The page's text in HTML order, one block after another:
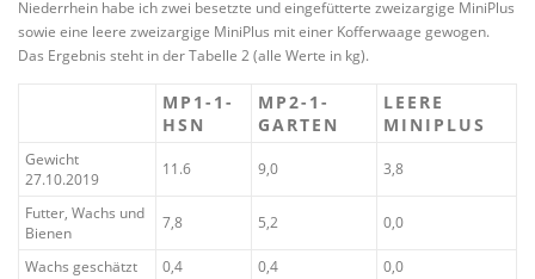
Niederrhein habe ich zwei besetzte und eingefütterte zweizargige MiniPlus
sowie eine leere zweizargige MiniPlus mit einer Kofferwaage gewogen.
Das Ergebnis steht in der Tabelle 2 (alle Werte in kg).
MP1-1-
HSN
MP2-1-
GARTEN
LEERE
MINIPLUS
Gewicht
27.10.2019
11.6 9,0 3,8
Futter, Wachs und
Bienen
7,8 5,2 0,0
Wachs geschätzt 0,4 0,4
0,0